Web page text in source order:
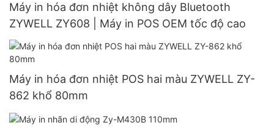
Máy in hóa đơn nhiệt không dây Bluetooth
ZYWELL ZY608 | Máy in POS OEM tốc độ cao
Máy in hóa đơn nhiệt POS hai màu ZYWELL ZY-
862 khổ 80mm